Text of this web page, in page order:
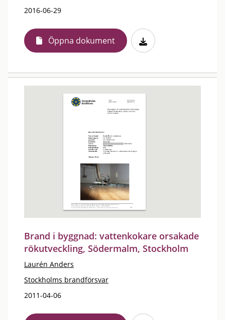
2016-06-29
Öppna dokument
Brand i byggnad: vattenkokare orsakade
rökutveckling, Södermalm, Stockholm
Laurén Anders
Stockholms brandförsvar
2011-04-06